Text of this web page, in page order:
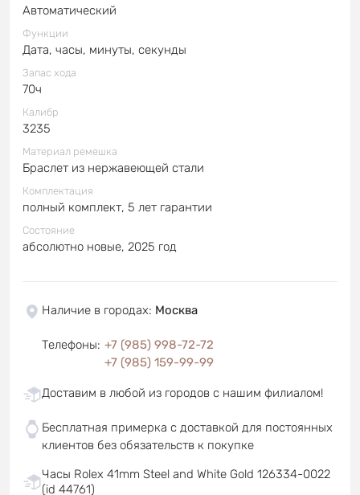
Автоматический
Функции
Дата, часы, минуты, секунды
Запас хода
70ч
Калибр
3235
Материал ремешка
Браслет из нержавеющей стали
Комплектация
полный комплект, 5 лет гарантии
Состояние
абсолютно новые, 2025 год
Наличие в городах: Москва
Телефоны: +7 (985) 998-72-72
+7 (985) 159-99-99
Доставим в любой из городов с нашим филиалом!
Бесплатная примерка с доставкой для постоянных
клиентов без обязательств к покупке
Часы Rolex 41mm Steel and White Gold 126334-0022
(id 44761)